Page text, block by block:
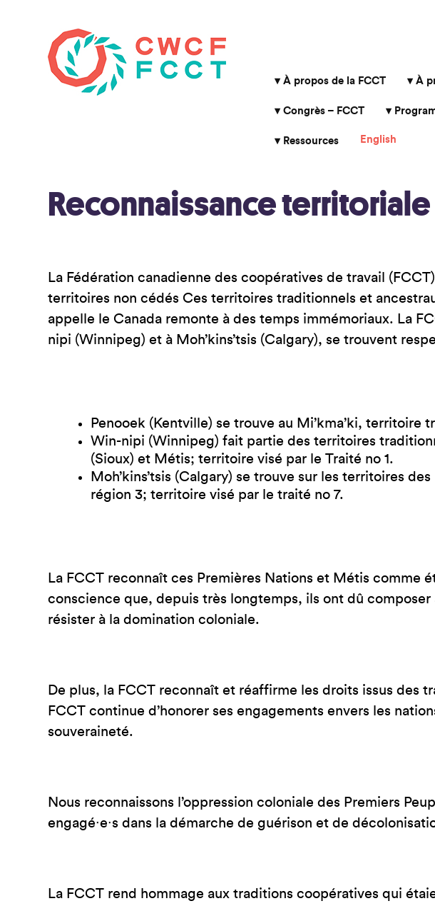
À propos de la FCCT À
Congrès – FCCT
Ressources English
Reconnaissance territoriale
La Fédération canadienne des coopératives de travail
territoires non cédés Ces territoires traditionnels et
appelle le Canada remonte à des temps immémoriaux. La
nipi (Winnipeg) et à Moh’kins’tsis (Calgary), se trouvent
Penooek (Kentville) se trouve au Mi’kma’ki, territoire
Win-nipi (Winnipeg) fait partie des territoires
(Sioux) et Métis; territoire visé par le Traité no1.
Moh’kins’tsis (Calgary) se trouve sur les territoires
région 3; territoire visé par le traité no7.
La FCCT reconnaît ces Premières Nations et Métis comme
conscience que, depuis très longtemps, ils ont dû
résister à la domination coloniale.
De plus, la FCCT reconnaît et réaffirme les droits issus des
FCCT continue d’honorer ses engagements envers les
souveraineté.
Nous reconnaissons l’oppression coloniale des Premiers
engagé∙e∙s dans la démarche de guérison et de
La FCCT rend hommage aux traditions coopératives qui